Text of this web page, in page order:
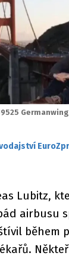
Lubitz,
airbusu
během